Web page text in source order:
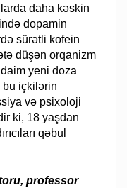
daha kəskin
dopamin
sürətli kofein
düşən orqanizm
yeni doza
bu içkilərin
və psixoloji
ki, 18 yaşdan
qəbul
professor